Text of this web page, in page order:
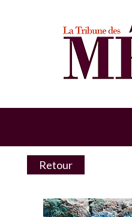
Retour